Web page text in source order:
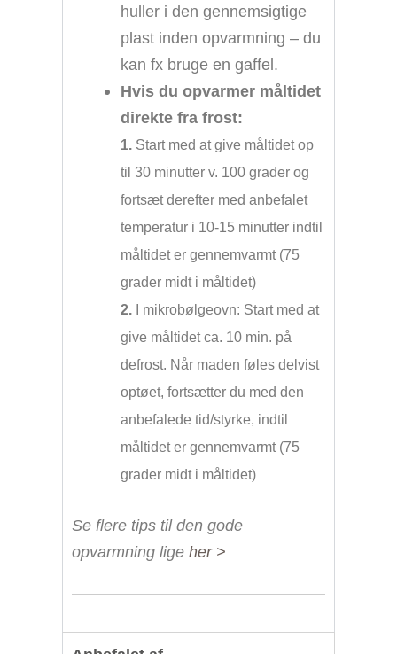
huller i den gennemsigtige
plast inden opvarmning – du
kan fx bruge en gaffel.
Hvis du opvarmer måltidet
direkte fra frost:
1.Start med at give måltidet op
til 30 minutter v. 100 grader og
fortsæt derefter med anbefalet
temperatur i 10-15 minutter indtil
måltidet er gennemvarmt (75
grader midt i måltidet)
2.I mikrobølgeovn: Start med at
give måltidet ca. 10 min. på
defrost. Når maden føles delvist
optøet, fortsætter du med den
anbefalede tid/styrke, indtil
måltidet er gennemvarmt (75
grader midt i måltidet)
Se flere tips til den gode
opvarmning lige her >